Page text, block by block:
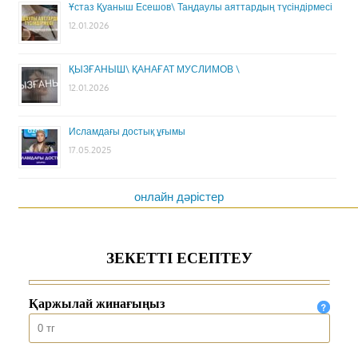
Ұстаз Қуаныш Есешов\ Таңдаулы аяттардың түсіндірмесі
12.01.2026
ҚЫЗҒАНЫШ\ ҚАНАҒАТ МУСЛИМОВ \
12.01.2026
Исламдағы достық ұғымы
17.05.2025
онлайн дәрістер